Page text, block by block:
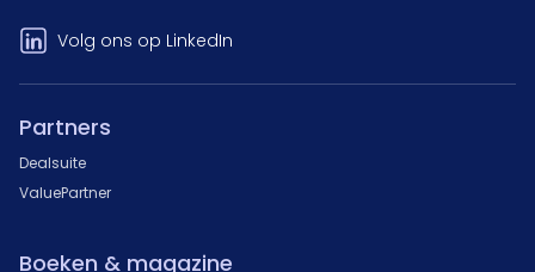
Volg ons op LinkedIn
Partners
Dealsuite
ValuePartner
Boeken & magazine